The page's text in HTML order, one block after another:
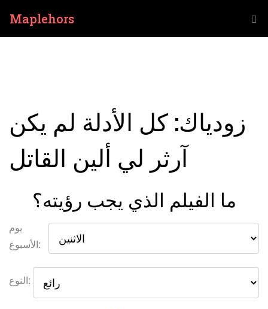
Maplehors
زودياك: كل الأدلة لم يكن
آرثر لي ألين القاتل
ما الفيلم الذي يجب رؤيته؟
يوم
الأسبوع:
النوع: